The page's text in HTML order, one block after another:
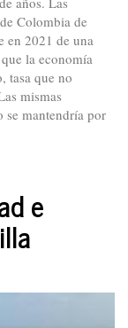
Colombia de
en 2021 de una
la economía
tasa que no
mismas
se mantendría por
e